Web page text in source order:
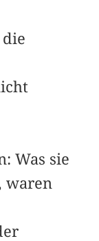
Was sie
waren